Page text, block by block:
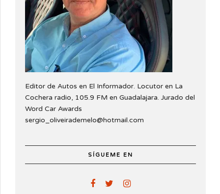
Editor de Autos en El Informador. Locutor en La
Cochera radio, 105.9 FM en Guadalajara. Jurado del
Word Car Awards
sergio_oliveirademelo@hotmail.com
SÍGUEME EN